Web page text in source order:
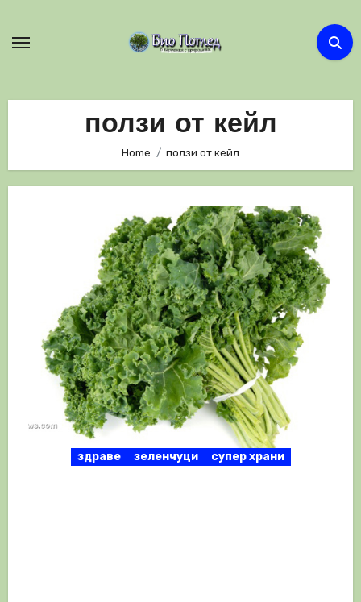
ползи от кейл
Home ползи от кейл
здраве зеленчуци супер храни